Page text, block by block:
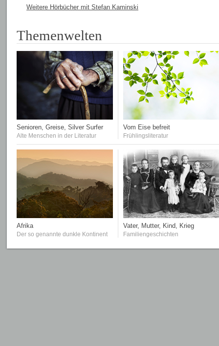
Weitere Hörbücher mit Stefan Kaminski
Themenwelten
Senioren, Greise, Silver Surfer
Alte Menschen in der Literatur
Vom Eise befreit
Frühlingsliteratur
Afrika
Der so genannte dunkle Kontinent
Vater, Mutter, Kind, Krieg
Familiengeschichten